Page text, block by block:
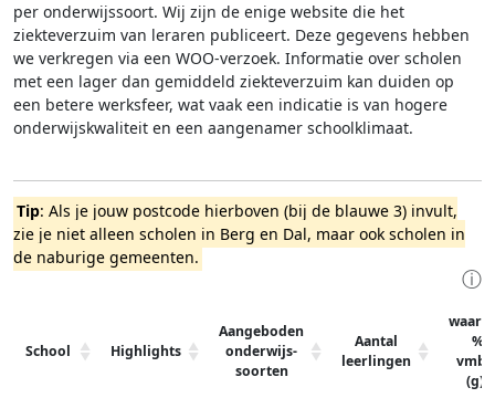
per onderwijssoort. Wij zijn de enige website die het
ziekteverzuim van leraren publiceert. Deze gegevens hebben
we verkregen via een WOO-verzoek. Informatie over scholen
met een lager dan gemiddeld ziekteverzuim kan duiden op
een betere werksfeer, wat vaak een indicatie is van hogere
onderwijskwaliteit en een aangenamer schoolklimaat.
Tip: Als je jouw postcode hierboven (bij de blauwe 3) invult,
zie je niet alleen scholen in Berg en Dal, maar ook scholen in
de naburige gemeenten.
ⓘ
School Highlights
Aangeboden
onderwijs-
soorten
Aantal
leerlingen
%
(g)t